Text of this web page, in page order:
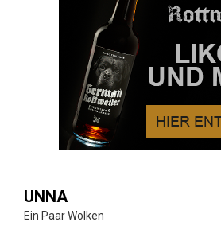
UNNA
Ein Paar Wolken